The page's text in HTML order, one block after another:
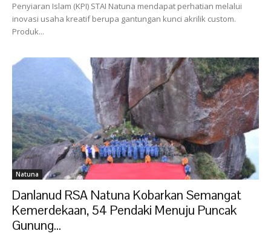
Penyiaran Islam (KPI) STAI Natuna mendapat perhatian melalui
inovasi usaha kreatif berupa gantungan kunci akrilik custom.
Produk...
Natuna
Danlanud RSA Natuna Kobarkan Semangat
Kemerdekaan, 54 Pendaki Menuju Puncak
Gunung...